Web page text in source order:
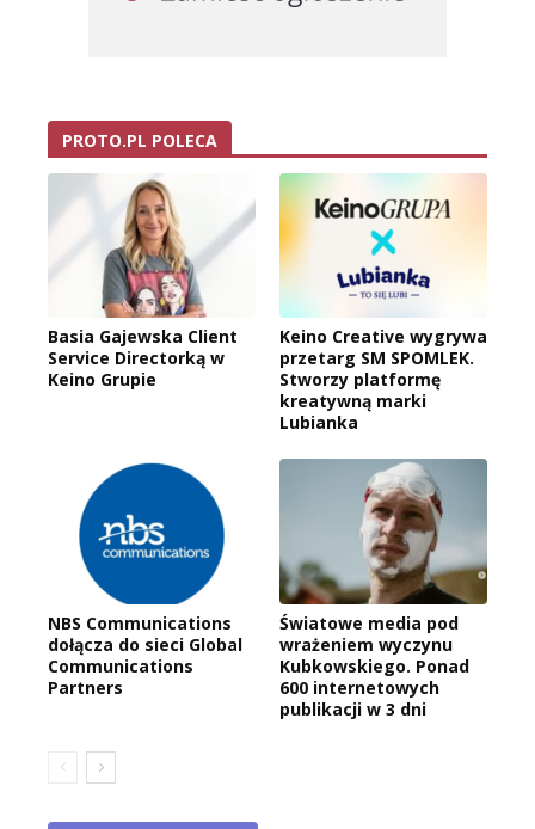
PROTO.PL POLECA
Basia Gajewska Client
Service Directorką w
Keino Grupie
Keino Creative wygrywa
przetarg SM SPOMLEK.
Stworzy platformę
kreatywną marki
Lubianka
NBS Communications
dołącza do sieci Global
Communications
Partners
Światowe media pod
wrażeniem wyczynu
Kubkowskiego. Ponad
600 internetowych
publikacji w 3 dni